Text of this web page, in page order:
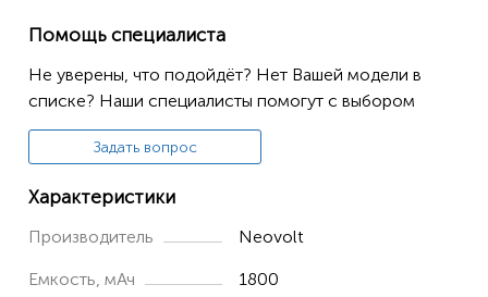
Помощь специалиста
Не уверены, что подойдёт? Нет Вашей модели в
списке? Наши специалисты помогут с выбором
Задать вопрос
Характеристики
Производитель Neovolt
Емкость, мАч 1800